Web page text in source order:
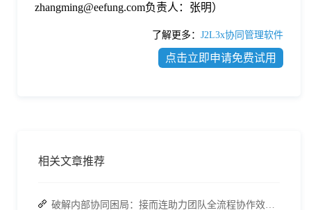
zhangming@eefung.com负责人：张明）
了解更多： J2L3x协同管理软件
点击立即申请免费试用
相关文章推荐